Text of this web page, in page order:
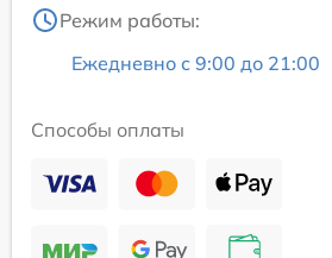
Режим работы:
Ежедневно с 9:00 до 21:00
Способы оплаты